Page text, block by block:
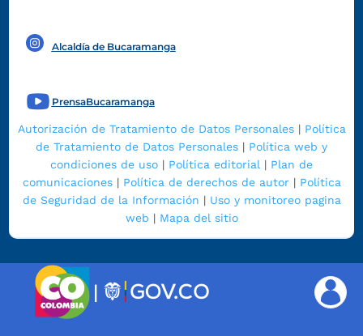
Alcaldía de Bucaramanga
PrensaBucaramanga
Autorización de Tratamiento de Datos Personales| Política
de Tratamiento de Datos Personales | Política web y
condiciones de uso | Política editorial | Plan de
comunicaciones| Política de derechos de autor| Política
de Seguridad de la Información | Uso y monitoreo pagina
web | Mapa del sitio
|